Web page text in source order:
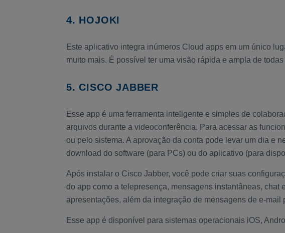
4. HOJOKI
Este aplicativo integra inúmeros Cloud apps em um único
muito mais. É possível ter uma visão rápida e ampla de
5. CISCO JABBER
Esse app é uma ferramenta inteligente e simples de
arquivos durante a videoconferência. Para acessar as
ou pelo sistema. A aprovação da conta pode levar um dia e
download do software (para PCs) ou do aplicativo (para
Após instalar o Cisco Jabber, você pode criar suas
do app como a telepresença, mensagens instantâneas,
apresentações, além da integração de mensagens de e-mail
Esse app é disponível para sistemas operacionais iOS,